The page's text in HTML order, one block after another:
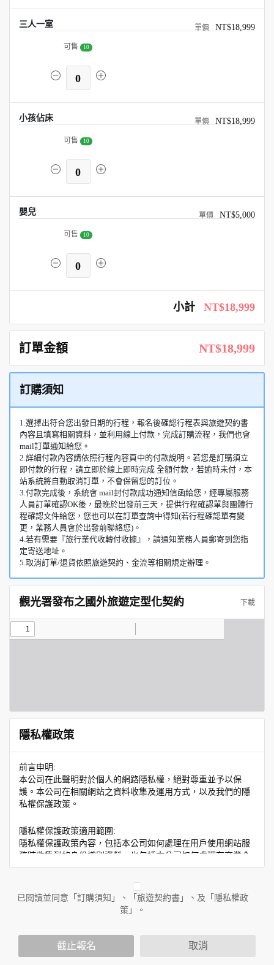
三人一室 NT$18,999
可售 10
0
小孩佔床 NT$18,999
可售 10
0
嬰兒 NT$5,000
可售 10
0
小計 NT$18,999
訂單金額 NT$18,999
訂購須知
1.選擇出符合您出發日期的行程，報名後確認行程表與旅遊契約書
內容且填寫相關資料，並利用線上付款，完成訂購流程，我們也會
mail訂單通知給您。
2.詳細付款內容請依照行程內容頁中的付款說明。若您是訂購須立
即付款的行程，請立即於線上即時完成 全額付款，若逾時未付，本
站系統將自動取消訂單，不會保留您的訂位。
3.付款完成後，系統會 mail封付款成功通知信函給您，經專屬服務
人員訂單確認OK後，最晚於出發前三天，提供行程確認單與團體行
程確認文件給您，您也可以在訂單查詢中得知(若行程確認單有變
更，業務人員會於出發前聯絡您)。
4.若有需要『旅行業代收轉付收據』，請通知業務人員郵寄到您指
定寄送地址。
5.取消訂單/退貨依照旅遊契約、金流等相關規定辦理。
觀光署發布之國外旅遊定型化契約 下載
隱私權政策
前言申明:
本公司在此聲明對於個人的網路隱私權，絕對尊重並予以保
護。本公司在相關網站之資料收集及運用方式，以及我們的隱
私權保護政策。
隱私權保護政策適用範圍:
隱私權保護政策內容，包括本公司如何處理在用戶使用網站服
務時收集到的身份識別資料，也包括本公司如何處理在商業合
作與本公司合作時分享的任何身份識別資料。隱私權保護政策
人員。例如您透過本公司旗下網站上的廣告廠商連結，這些置
放連結的廠商也可能蒐集您個人的資料。對於您主動提供的個
人資訊，這些廣告廠商或連結網站有其個別的隱私權保護政
您個人在本網站上的聊天室或討論區中任意公開個人資料的行
已閱讀並同意「訂購須知」、「旅遊契約書」、及「隱私權政
策」。
截止報名 取消